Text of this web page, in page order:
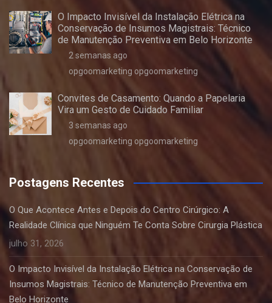
O Impacto Invisível da Instalação Elétrica na
Conservação de Insumos Magistrais: Técnico
de Manutenção Preventiva em Belo Horizonte
2 semanas ago
opgoomarketing opgoomarketing
Convites de Casamento: Quando a Papelaria
Vira um Gesto de Cuidado Familiar
3 semanas ago
opgoomarketing opgoomarketing
Postagens Recentes
O Que Acontece Antes e Depois do Centro Cirúrgico: A
Realidade Clínica que Ninguém Te Conta Sobre Cirurgia Plástica
julho 31, 2026
O Impacto Invisível da Instalação Elétrica na Conservação de
Insumos Magistrais: Técnico de Manutenção Preventiva em
Belo Horizonte